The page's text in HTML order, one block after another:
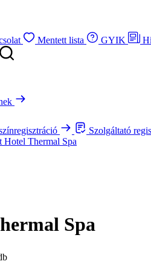
Mentett lista GYIK
Szolgáltató
Hotel Thermal Spa
Spa